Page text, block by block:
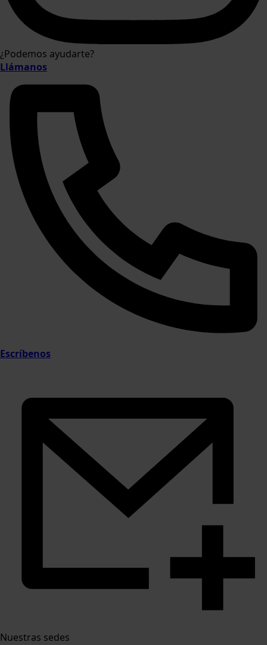
¿Podemos ayudarte?
Llámanos
Escríbenos
Nuestras sedes